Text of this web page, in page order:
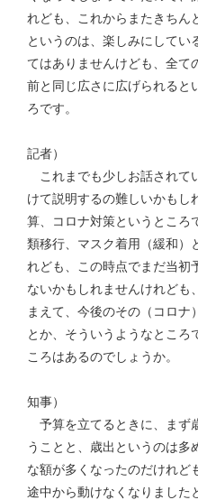
れども、これからまたきちん
というのは、楽しみにしてい
てはありませんけども、全て
前と同じ広さに広げられると
ろです。
記者）
これまでも少しお話されて
けて説明するの難しいかもし
算、コロナ対策というところ
類移行、マスク着用（緩和）
れども、この時点でまだ当初
ないかもしれませんけれども
まえて、今後のその（コロナ
とか、そういうようなところ
ころはあるのでしょうか。
知事）
予算を立てるときに、まず
うことと、歳出というのは多
な額が多くなったのだけれど
途中から動けなくなりました